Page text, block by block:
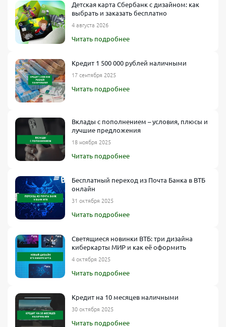
Детская карта Сбербанк с дизайном: как
выбрать и заказать бесплатно
4 августа 2026
Читать подробнее
Кредит 1 500 000 рублей наличными
17 сентября 2025
Читать подробнее
Вклады с пополнением – условия, плюсы и
лучшие предложения
18 ноября 2025
Читать подробнее
Бесплатный переход из Почта Банка в ВТБ
онлайн
31 октября 2025
Читать подробнее
Светящиеся новинки ВТБ: три дизайна
киберкарты МИР и как её оформить
4 октября 2025
Читать подробнее
Кредит на 10 месяцев наличными
30 октября 2025
Читать подробнее